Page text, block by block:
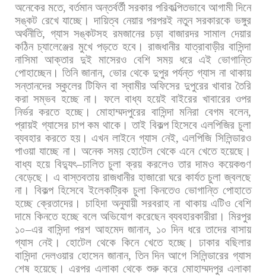
অনেকের মতে, বর্তমান অন্তর্বর্তী সরকার পরিকল্পিতভাবে আগামী দিনে
সঙ্কট রেখে যাচ্ছে। দায়িত্ব নেয়ার পরপরই নতুন সরকারকে ভঙ্গুর
অর্থনীতি, গ্যাস সঙ্কটসহ রমজানের চড়া বাজারদর সামাল দেয়ার
কঠিন চ্যালেঞ্জের মুখে পড়তে হবে। রাজধানীর যাত্রাবাড়ীর বাসিন্দা
নাসিমা আক্তার দুই মাসেরও বেশি সময় ধরে এই ভোগান্তি
পোহাচ্ছেন। তিনি জানান, ভোর থেকে দুপুর পর্যন্ত গ্যাস না থাকায়
সন্তানদের স্কুলের টিফিন বা স্বামীর অফিসের দুপুরের খাবার তৈরি
করা সম্ভব হচ্ছে না। ফলে বাধ্য হয়েই বাইরের খাবারের ওপর
নির্ভর করতে হচ্ছে। মোহাম্মদপুরের বাসিন্দা মনিরা বেগম বলেন,
প্রায়ই গ্যাসের চাপ কম থাকে। তাই বিকল্প হিসেবে এলপিজির চুলা
ব্যবহার করতে হয়। এখন লাইনে গ্যাস নেই,এলপিজি সিলিন্ডারও
পাওয়া যাচ্ছে না। অনেক সময় হোটেল থেকে এনে খেতে হয়েছে।
বাধ্য হয়ে বিদ্যুৎ–চালিত চুলা ক্রয় করলেও তার দামও কয়েকগুণ
বেড়েছে। এ বাস্তবতায় রাজধানীর হাজারো ঘরে কার্যত চুলা জ্বলছে
না। বিকল্প হিসেবে ইলেকট্রিক চুলা কিনতেও ভোগান্তি পোহাতে
হচ্ছে ক্রেতাদের। চাহিদা অনুযায়ী সরবরাহ না থাকায় এটিও বেশি
দামে কিনতে হচ্ছে বলে অভিযোগ করেছেন ব্যবহারকারীরা। মিরপুর
১০–এর বাসিন্দা পরশ আহমেদ জানান, ১০ দিন ধরে তাদের বাসায়
গ্যাস নেই। হোটেল থেকে কিনে খেতে হচ্ছে। ঢাকার বছিলার
বাসিন্দা দেলওয়ার হোসেন জানান, তিন দিন আগে সিলিন্ডারের গ্যাস
শেষ হয়েছে। এরপর এলাকা থেকে শুরু করে মোহাম্মদপুর এলাকা